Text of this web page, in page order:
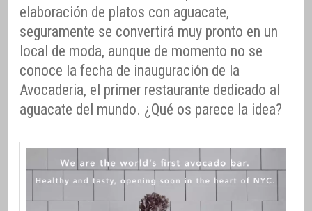
elaboración de platos con aguacate,
seguramente se convertirá muy pronto en un
local de moda, aunque de momento no se
conoce la fecha de inauguración de la
Avocaderia, el primer restaurante dedicado al
aguacate del mundo. ¿Qué os parece la idea?